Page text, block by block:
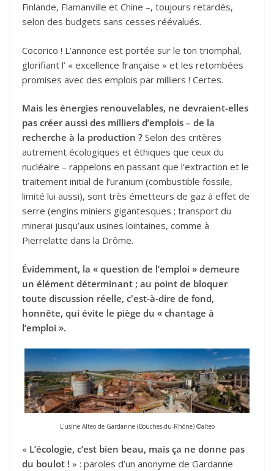
Finlande, Flamanville et Chine –, toujours retardés,
selon des budgets sans cesses réévalués.
Cocorico ! L’annonce est portée sur le ton triomphal,
glorifiant l’ « excellence française » et les retombées
promises avec des emplois par milliers ! Certes.
Mais les énergies renouvelables, ne devraient-elles
pas créer aussi des milliers d’emplois – de la
recherche à la production ? Selon des critères
autrement écologiques et éthiques que ceux du
nucléaire – rappelons en passant que l’extraction et le
traitement initial de l’uranium (combustible fossile,
limité lui aussi), sont très émetteurs de gaz à effet de
serre (engins miniers gigantesques ; transport du
minerai jusqu’aux usines lointaines, comme à
Pierrelatte dans la Drôme.
Évidemment, la « question de l’emploi » demeure
un élément déterminant ; au point de bloquer
toute discussion réelle, c'est-à-dire de fond,
honnête, qui évite le piège du « chantage à
l’emploi ».
L'usine Alteo de Gardanne (Bouches-du-Rhône) ©alteo
« L’écologie, c’est bien beau, mais ça ne donne pas
du boulot ! » : paroles d’un anonyme de Gardanne